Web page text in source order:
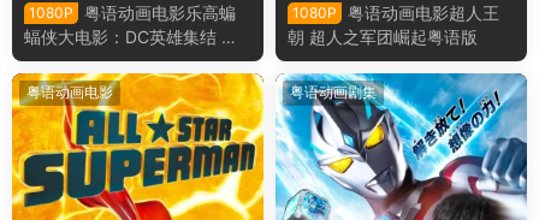
1080P
粤语动画电影乐高蝙
蝠侠大电影：DC英雄集结 乐
高蝙蝠侠超级英雄大出击粤语
版
1080P
粤语动画电影超人王
朝 超人之军团崛起粤语版
粤语动画电影 粤语动画剧集